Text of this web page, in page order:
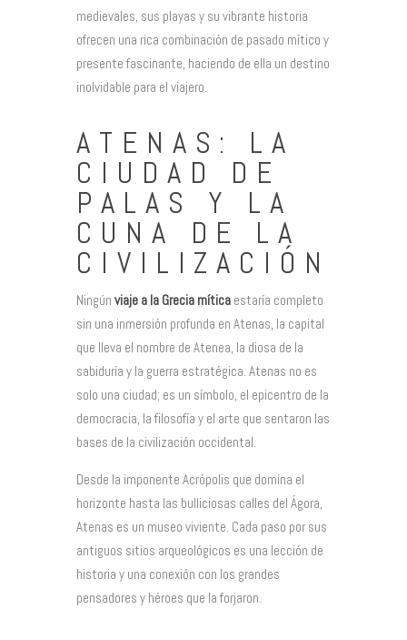
medievales, sus playas y su vibrante historia
ofrecen una rica combinación de pasado mítico y
presente fascinante, haciendo de ella un destino
inolvidable para el viajero.
ATENAS: LA
CIUDAD DE
PALAS Y LA
CUNA DE LA
CIVILIZACIÓN
Ningún viaje a la Grecia mítica estaría completo
sin una inmersión profunda en Atenas, la capital
que lleva el nombre de Atenea, la diosa de la
sabiduría y la guerra estratégica. Atenas no es
solo una ciudad; es un símbolo, el epicentro de la
democracia, la filosofía y el arte que sentaron las
bases de la civilización occidental.
Desde la imponente Acrópolis que domina el
horizonte hasta las bulliciosas calles del Ágora,
Atenas es un museo viviente. Cada paso por sus
antiguos sitios arqueológicos es una lección de
historia y una conexión con los grandes
pensadores y héroes que la forjaron.